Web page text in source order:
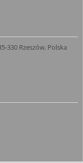
330 Rzeszów, Polska